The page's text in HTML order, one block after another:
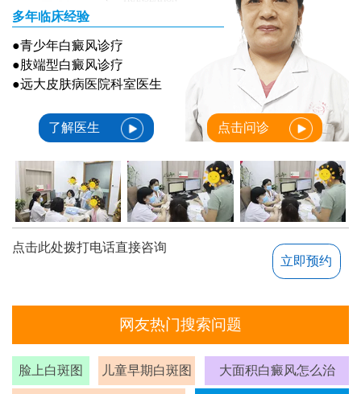
多年临床经验
●青少年白癜风诊疗
●肢端型白癜风诊疗
●远大皮肤病医院科室医生
了解医生 点击问诊
点击此处拨打电话直接咨询
立即预约
网友热门搜索问题
脸上白斑图 儿童早期白斑图 大面积白癜风怎么治